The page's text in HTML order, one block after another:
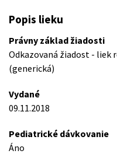
Popis lieku
Právny základ žiadosti
Odkazovaná žiadost - liek
(generická)
Vydané
09.11.2018
Pediatrické dávkovanie
Áno